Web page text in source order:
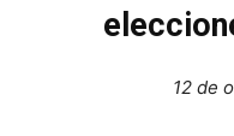
12 de